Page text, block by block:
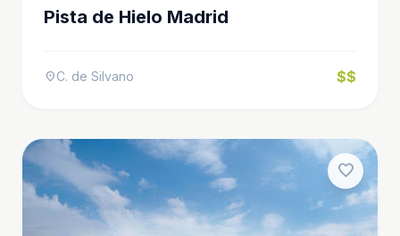
Pista de Hielo Madrid
location_onC. de Silvano $$
favorite